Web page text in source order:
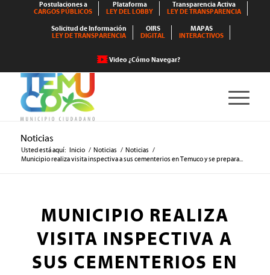
Postulaciones a
CARGOS PÚBLICOS
Plataforma
LEY DEL LOBBY
Transparencia Activa
LEY DE TRANSPARENCIA
Solicitud de Información
LEY DE TRANSPARENCIA
OIRS
DIGITAL
MAPAS
INTERACTIVOS
Video ¿Cómo Navegar?
Noticias
Usted está aquí: Inicio / Noticias / Noticias /
Municipio realiza visita inspectiva a sus cementerios en Temuco y se prepara...
MUNICIPIO REALIZA
VISITA INSPECTIVA A
SUS CEMENTERIOS EN